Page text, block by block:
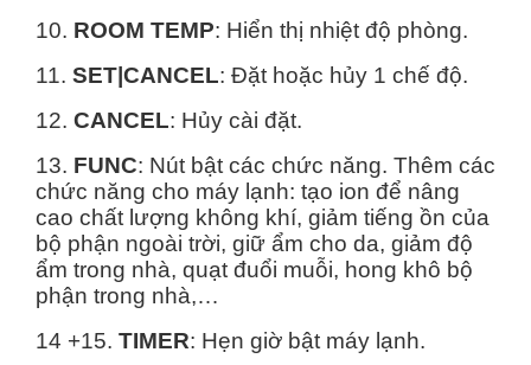
10. ROOM TEMP: Hiển thị nhiệt độ phòng.
11. SET|CANCEL: Đặt hoặc hủy 1 chế độ.
12. CANCEL: Hủy cài đặt.
13. FUNC: Nút bật các chức năng. Thêm các
chức năng cho máy lạnh: tạo ion để nâng
cao chất lượng không khí, giảm tiếng ồn của
bộ phận ngoài trời, giữ ẩm cho da, giảm độ
ẩm trong nhà, quạt đuổi muỗi, hong khô bộ
phận trong nhà,…
14 +15. TIMER: Hẹn giờ bật máy lạnh.